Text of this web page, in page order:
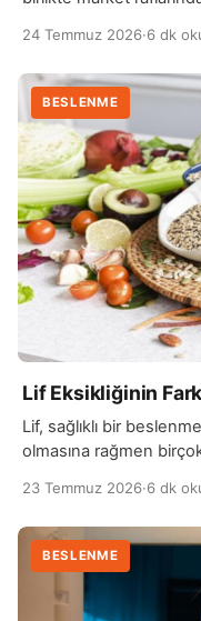
24 Temmuz 2026·6 dk
BESLENME
Lif Eksikliğinin
Lif, sağlıklı bir
olmasına rağmen
23 Temmuz 2026·6 dk
BESLENME